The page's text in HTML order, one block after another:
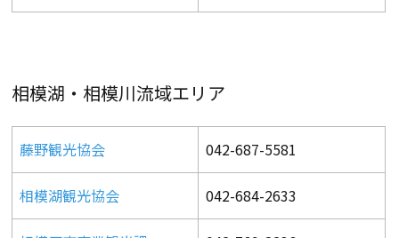
相模湖・相模川流域エリア
藤野観光協会 042-687-5581
相模湖観光協会 042-684-2633